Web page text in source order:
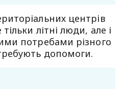
центрів
літні люди, але і
потребами різного
допомоги.